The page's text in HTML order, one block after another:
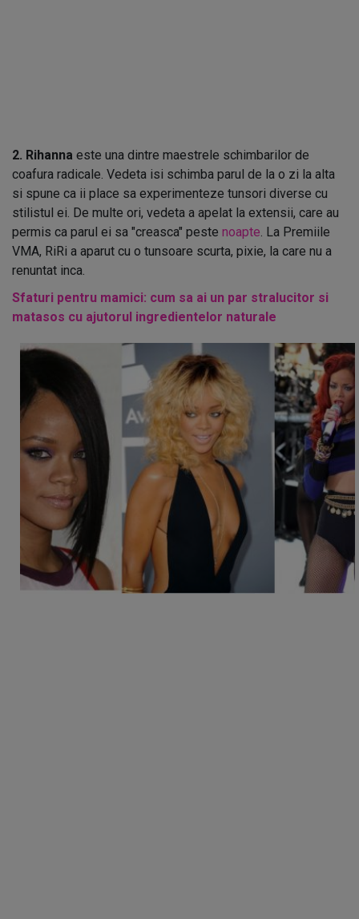
2. Rihanna este una dintre maestrele schimbarilor de
coafura radicale. Vedeta isi schimba parul de la o zi la alta
si spune ca ii place sa experimenteze tunsori diverse cu
stilistul ei. De multe ori, vedeta a apelat la extensii, care au
permis ca parul ei sa "creasca" peste noapte . La Premiile
VMA, RiRi a aparut cu o tunsoare scurta, pixie, la care nu a
renuntat inca.
Sfaturi pentru mamici: cum sa ai un par stralucitor si
matasos cu ajutorul ingredientelor naturale